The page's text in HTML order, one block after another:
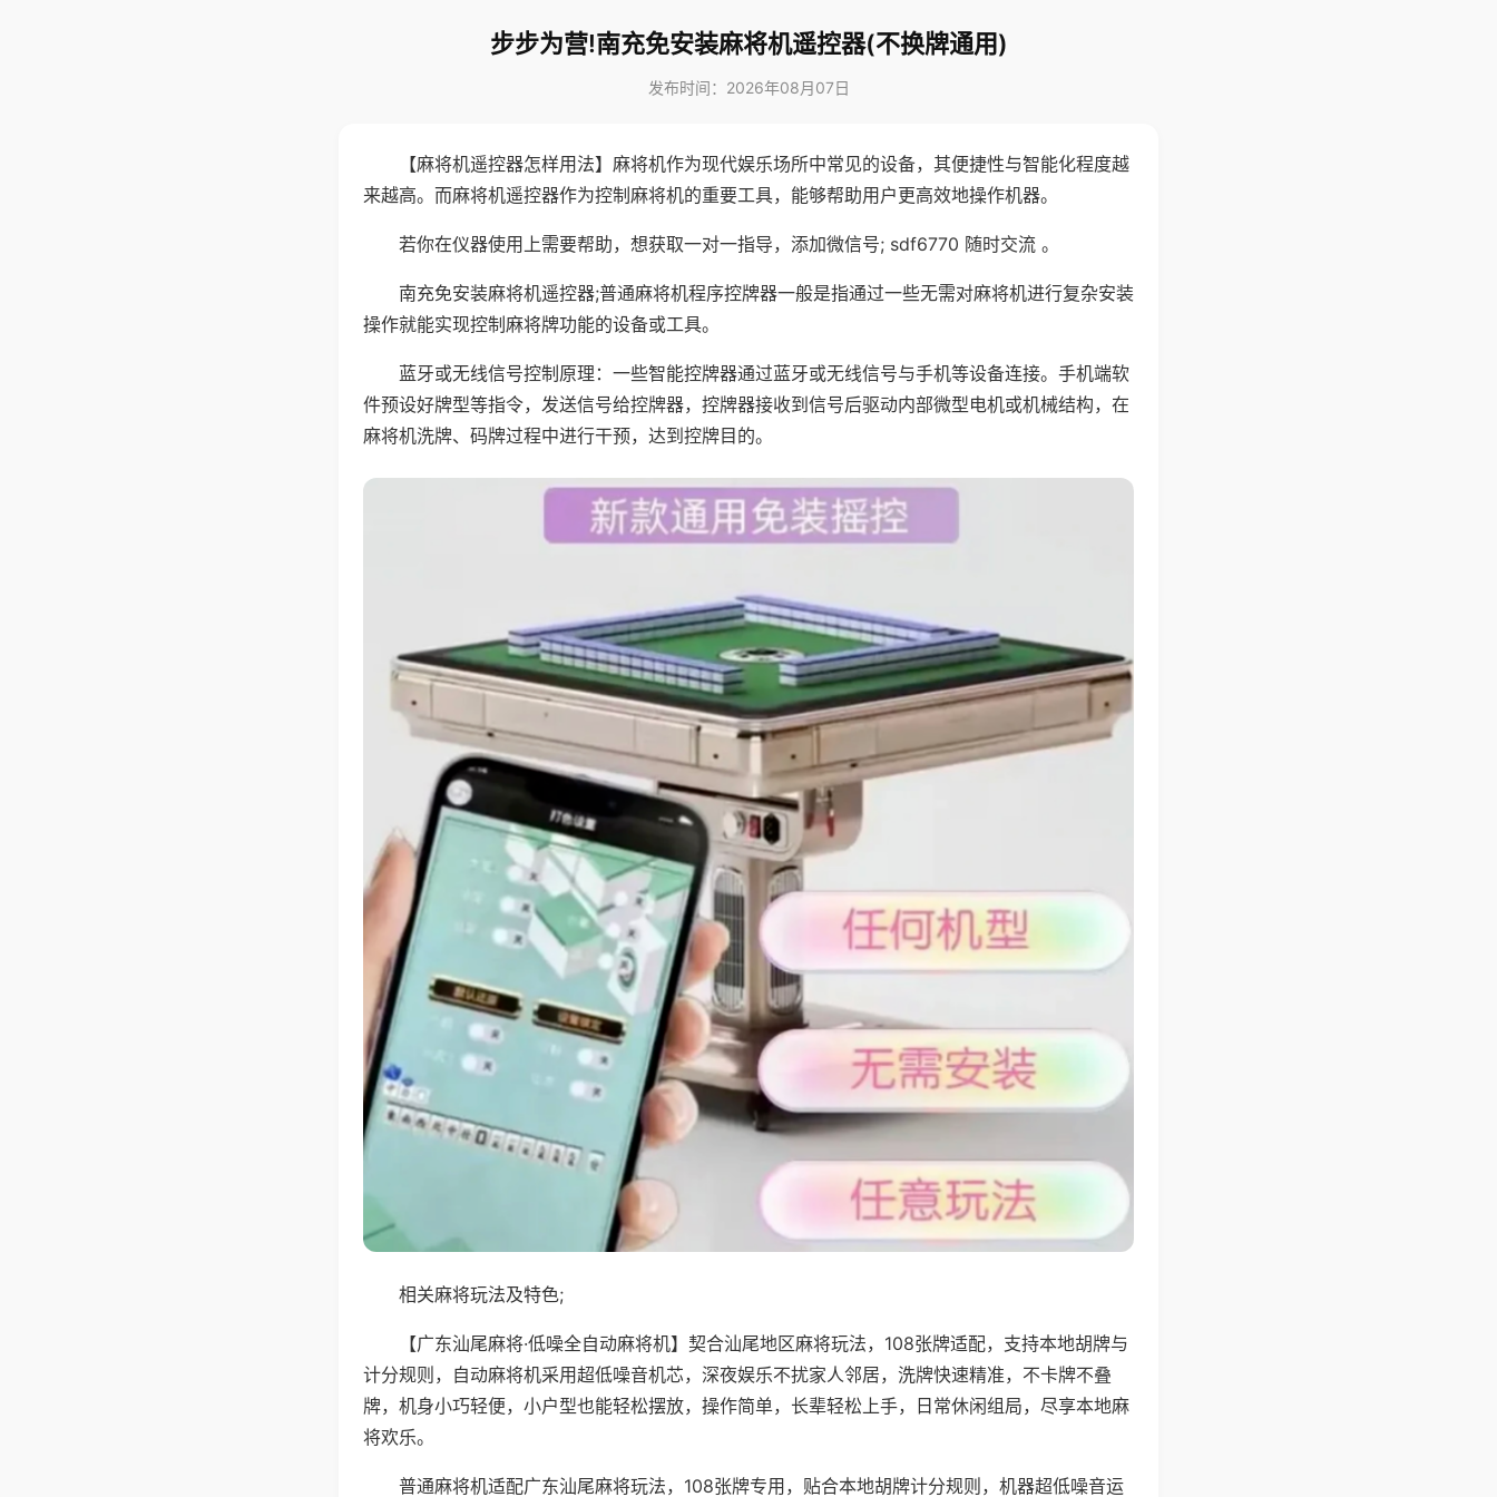
步步为营!南充免安装麻将机遥控器(不换牌通用)
发布时间：2026年08月07日
【麻将机遥控器怎样用法】麻将机作为现代娱乐场所中常见的设备，其便捷性与智能化程度越
来越高。而麻将机遥控器作为控制麻将机的重要工具，能够帮助用户更高效地操作机器。
若你在仪器使用上需要帮助，想获取一对一指导，添加微信号; sdf6770 随时交流 。
南充免安装麻将机遥控器;普通麻将机程序控牌器一般是指通过一些无需对麻将机进行复杂安装
操作就能实现控制麻将牌功能的设备或工具。
蓝牙或无线信号控制原理：一些智能控牌器通过蓝牙或无线信号与手机等设备连接。手机端软
件预设好牌型等指令，发送信号给控牌器，控牌器接收到信号后驱动内部微型电机或机械结构，在
麻将机洗牌、码牌过程中进行干预，达到控牌目的。
相关麻将玩法及特色;
【广东汕尾麻将·低噪全自动麻将机】契合汕尾地区麻将玩法，108张牌适配，支持本地胡牌与
计分规则，自动麻将机采用超低噪音机芯，深夜娱乐不扰家人邻居，洗牌快速精准，不卡牌不叠
牌，机身小巧轻便，小户型也能轻松摆放，操作简单，长辈轻松上手，日常休闲组局，尽享本地麻
将欢乐。
普通麻将机适配广东汕尾麻将玩法，108张牌专用，贴合本地胡牌计分规则，机器超低噪音运